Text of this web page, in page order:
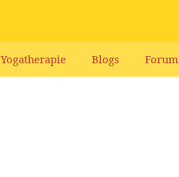
Yogatherapie Blogs Forum